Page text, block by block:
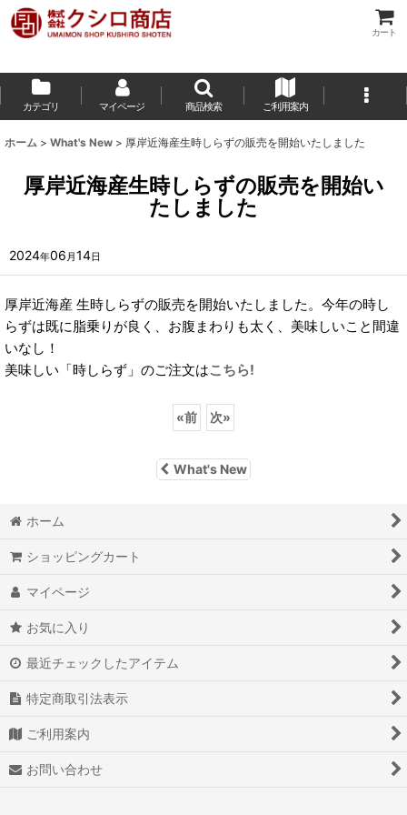
カート
カテゴリ マイページ 商品検索 ご利用案内
ホーム > What's New > 厚岸近海産生時しらずの販売を開始いたしました
厚岸近海産生時しらずの販売を開始い
たしました
2024年06 月14日
厚岸近海産 生時しらずの販売を開始いたしました。今年の時し
らずは既に脂乗りが良く、お腹まわりも太く、美味しいこと間違
いなし！
美味しい「時しらず」のご注文はこちら!
«前 次»
What's New
ホーム
ショッピングカート
マイページ
お気に入り
最近チェックしたアイテム
特定商取引法表示
ご利用案内
お問い合わせ